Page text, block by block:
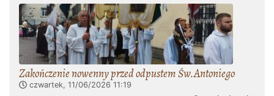
Zakończenie nowenny przed odpustem Św.Antoniego
czwartek, 11/06/2026 11:19